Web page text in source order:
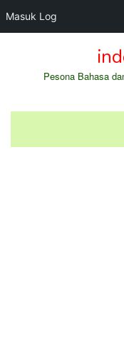
Masuk Log
Pesona Bahasa